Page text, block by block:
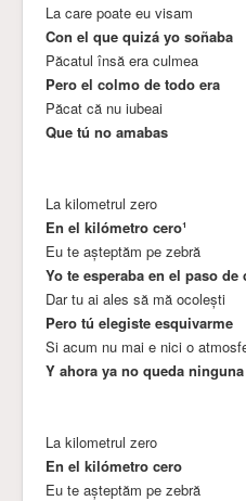
La care poate eu visam
Con el que quizá yo soñaba
Păcatul însă era culmea
Pero el colmo de todo era
Păcat că nu iubeai
Que tú no amabas
La kilometrul zero
En el kilómetro cero¹
Eu te așteptăm pe zebră
Yo te esperaba en el paso de
Dar tu ai ales să mă ocolești
Pero tú elegiste esquivarme
Si acum nu mai e nici o
Y ahora ya no queda
La kilometrul zero
En el kilómetro cero
Eu te așteptăm pe zebră